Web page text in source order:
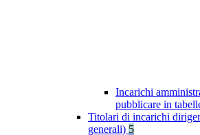
Incarichi
pubblicare in
Titolari di incarichi
generali) 5